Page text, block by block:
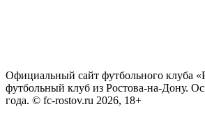
Официальный сайт футбольного клуба
футбольный клуб из Ростова-на-Дону.
года. © fc-rostov.ru 2026, 18+